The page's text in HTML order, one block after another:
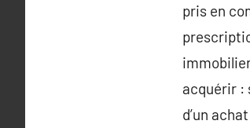
pris en
acquérir :
d’un